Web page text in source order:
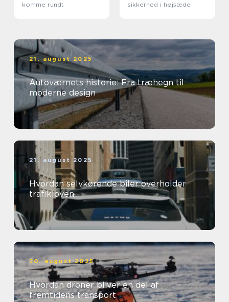
komme rundt
sikkerhed i højsæde
21. august 2025
Autoværnets historie: Fra træhegn til
moderne design
21. august 2025
Hvordan selvkørende biler overholder
trafikloven
20. august 2025
Hvordan droner bliver en del af
fremtidens transport